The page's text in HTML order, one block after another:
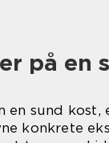
på en
en sund kost,
konkrete